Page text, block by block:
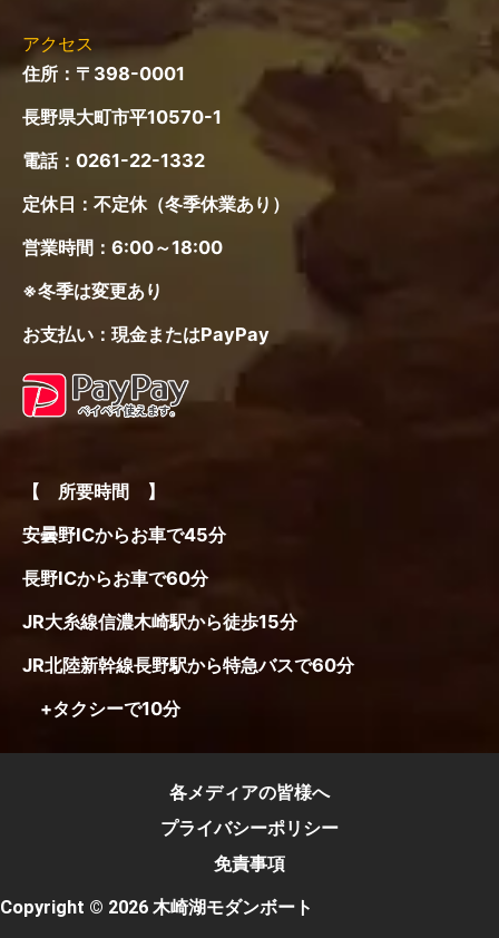
ー
アクセス
住所：〒398-0001
長野県大町市平10570-1
電話： 0261-22-1332
定休日：不定休（冬季休業あり）
営業時間：6:00～18:00
※冬季は変更あり
お支払い：現金またはPayPay
【 所要時間 】
安曇野ICからお車で45分
長野ICからお車で60分
JR大糸線信濃木崎駅から徒歩15分
JR北陸新幹線長野駅から特急バスで60分
+タクシーで10分
各メディアの皆様へ
プライバシーポリシー
免責事項
Copyright © 2026 木崎湖モダンボート